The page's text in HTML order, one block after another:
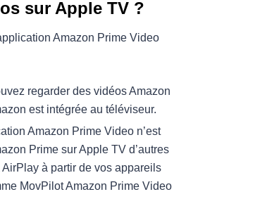
sur Apple TV ?
Amazon Prime Video
regarder des vidéos Amazon
est intégrée au téléviseur.
Amazon Prime Video n’est
Prime sur Apple TV d’autres
à partir de vos appareils
MovPilot Amazon Prime Video